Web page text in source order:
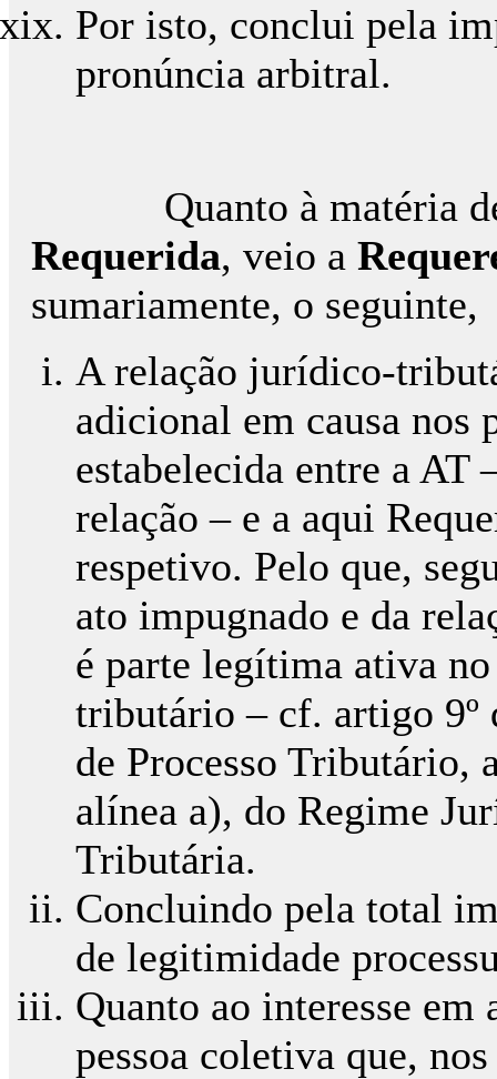
Por isto, conclui pela
pronúncia arbitral.
Quanto à matéria de
Requerida, veio a
sumariamente, o seguinte,
A relação jurídico-
adicional em causa nos
estabelecida entre a AT
relação – e a aqui
respetivo. Pelo que,
ato impugnado e da
é parte legítima ativa
tributário – cf. artigo 9º
de Processo Tributário,
alínea a), do Regime
Tributária.
Concluindo pela total
de legitimidade
Quanto ao interesse em
pessoa coletiva que,